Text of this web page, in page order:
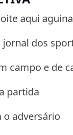
aqui
jornal dos
campo e de
partida
o adversário